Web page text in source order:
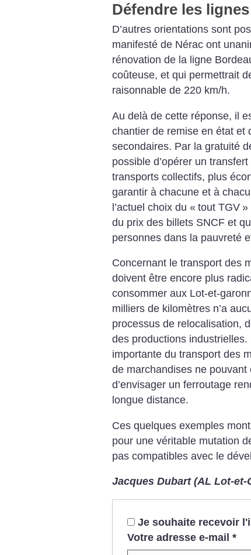
Défendre les
D’autres orientations sont
manifesté de Nérac ont
rénovation de la ligne
coûteuse, et qui permettrait
raisonnable de 220 km/h.
Au delà de cette réponse, il
chantier de remise en état et
secondaires. Par la gratuité
possible d’opérer un
transports collectifs, plus
garantir à chacune et à
l’actuel choix du « tout TGV »
du prix des billets SNCF et
personnes dans la pauvreté
Concernant le transport des
doivent être encore plus
consommer aux Lot-et-
milliers de kilomètres n’a
processus de relocalisation,
des productions
importante du transport des
de marchandises ne
d’envisager un ferroutage
longue distance.
Ces quelques exemples
pour une véritable mutation
pas compatibles avec le
Jacques Dubart (AL Lot-et-
Je souhaite recevoir
Votre adresse e-mail *